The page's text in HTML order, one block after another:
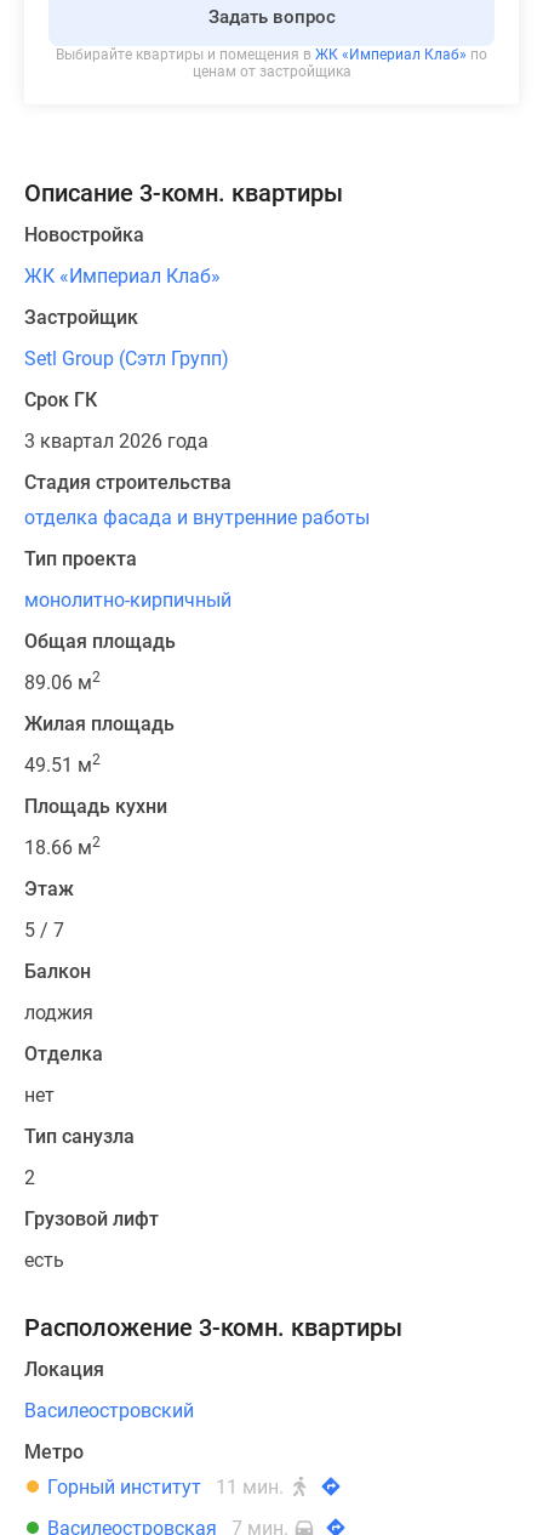
Задать вопрос
Выбирайте квартиры и помещения в ЖК «Империал Клаб» по
ценам от застройщика
Описание 3-комн. квартиры
Новостройка
ЖК «Империал Клаб»
Застройщик
Setl Group (Сэтл Групп)
Срок ГК
3 квартал 2026 года
Стадия строительства
отделка фасада и внутренние работы
Тип проекта
монолитно-кирпичный
Общая площадь
89.06 м2
Жилая площадь
49.51 м2
Площадь кухни
18.66 м2
Этаж
5 / 7
Балкон
лоджия
Отделка
нет
Тип санузла
2
Грузовой лифт
есть
Расположение 3-комн. квартиры
Локация
Василеостровский
Метро
Горный институт
11 мин.
Василеостровская
7 мин.